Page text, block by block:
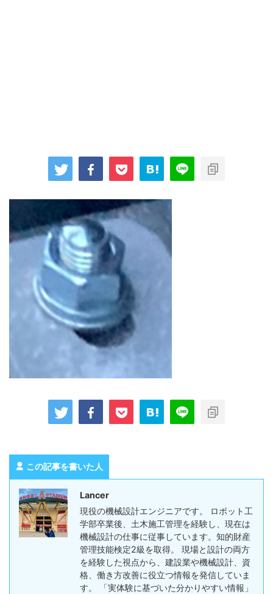
この記事を書いた人
Lancer
現役の機械設計エンジニアです。 ロボット工
学部卒業後、土木施工管理を経験し、現在は
機械設計の仕事に従事しています。知的財産
管理技能検定2級を取得。 現場と設計の両方
を経験した視点から、建設業や機械設計、資
格、働き方改善に役立つ情報を発信していま
す。 「実体験に基づいた分かりやすい情報」